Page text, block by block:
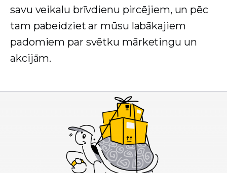
savu veikalu brīvdienu pircējiem, un pēc
tam pabeidziet ar mūsu labākajiem
padomiem par svētku mārketingu un
akcijām.